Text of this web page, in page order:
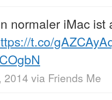
normaler iMac ist
t.co/
2014 via Friends Me